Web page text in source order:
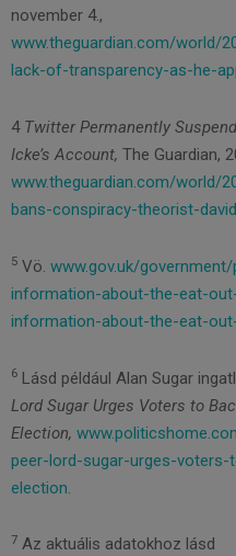
november 4.,
www.theguardian.com/world/
lack-of-transparency-as-he-
4 Twitter Permanently
Icke’s Account, The Guardian,
www.theguardian.com/world/
bans-conspiracy-theorist-
5 Vö. www.gov.uk/
information-about-the-eat-
information-about-the-eat-
6 Lásd például Alan Sugar
Lord Sugar Urges Voters to
Election,
peer-lord-sugar-urges-
election.
7 Az aktuális adatokhoz lásd